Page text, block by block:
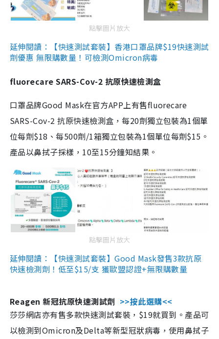
點擊圖片放大
延伸閱讀：【快速測試套裝】香港口罩品牌$19快速測試
劑優惠 無限購數量！可檢測Omicron病毒
fluorecare SARS-Cov-2 抗原快速檢測盒
口罩品牌Good Mask在官方APP上有售fluorecare
SARS-Cov-2 抗原快速檢測盒，每20劑獨立包裝為1個單
位每劑$18、每500劑/1箱獨立包裝為1個單位每劑$15。
產品以鼻拭子採樣，10至15分鐘知結果。
點擊圖片放大
延伸閱讀：【快速測試套裝】Good Mask發售3款抗原
快速檢測劑！低至$15/支 獲歐盟認證+無限購數量
Reagen 新冠抗原快速測試劑 >>按此選購<<
莎莎網店亦有售多款快速測試套裝，$19就買到。產品可
以檢測到Omicron及Delta等新型冠狀病毒，使用鼻拭子